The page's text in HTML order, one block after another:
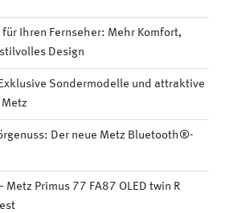
für Ihren Fernseher: Mehr Komfort,
Design
Sondermodelle und attraktive
Der neue Metz Bluetooth®-
Metz Primus 77 FA87 OLED twin R